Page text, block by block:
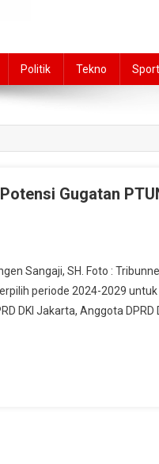
Politik Tekno Sport
Gugatan
Sangaji, SH. Foto :
periode 2024-2029
DKI Jakarta, Anggota DPRD